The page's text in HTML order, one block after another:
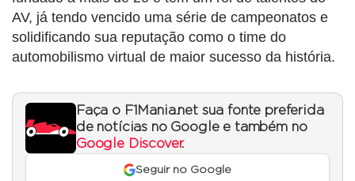
AV, já tendo vencido uma série de campeonatos e
solidificando sua reputação como o time do
automobilismo virtual de maior sucesso da história.
Faça o F1Mania.net sua fonte preferida
de notícias no Google e também no
Google Discover.
Seguir no Google